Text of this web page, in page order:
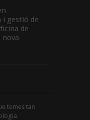
i gestió de
de
nova
temes tan